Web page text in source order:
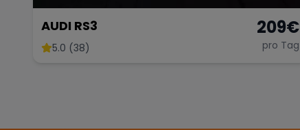
AUDI RS3
5.0 (38)
209€
pro Tag